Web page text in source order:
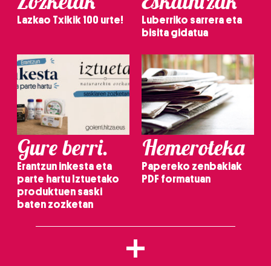
Lazkao Txikik 100 urte!
Luberriko sarrera eta
bisita gidatua
Gure berri.
Erantzun inkesta eta
parte hartu Iztuetako
produktuen saski
baten zozketan
Hemeroteka
Papereko zenbakiak
PDF formatuan
+